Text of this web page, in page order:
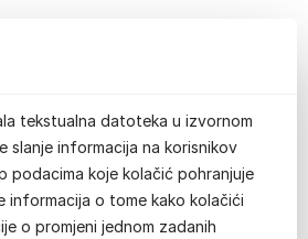
tekstualna datoteka u izvornom
slanje informacija na korisnikov
podacima koje kolačić pohranjuje
informacija o tome kako kolačići
o promjeni jednom zadanih